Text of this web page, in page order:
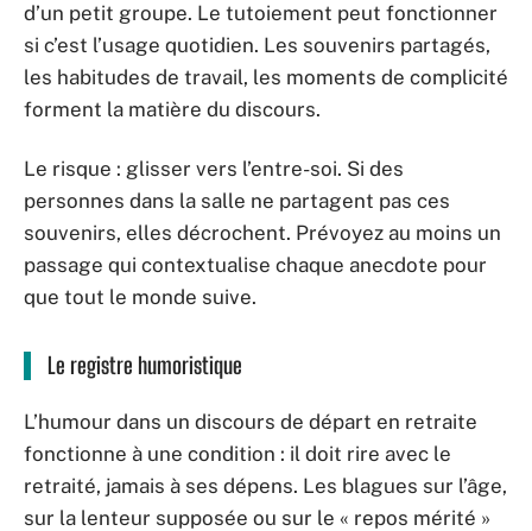
d’un petit groupe. Le tutoiement peut fonctionner
si c’est l’usage quotidien. Les souvenirs partagés,
les habitudes de travail, les moments de complicité
forment la matière du discours.
Le risque : glisser vers l’entre-soi. Si des
personnes dans la salle ne partagent pas ces
souvenirs, elles décrochent. Prévoyez au moins un
passage qui contextualise chaque anecdote pour
que tout le monde suive.
Le registre humoristique
L’humour dans un discours de départ en retraite
fonctionne à une condition : il doit rire avec le
retraité, jamais à ses dépens. Les blagues sur l’âge,
sur la lenteur supposée ou sur le « repos mérité »